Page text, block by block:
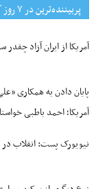
پربیننده‌ترین‌ در ۷ روز گذشته
آمریکا از ایران آزاد
پایان دادن به همکاری
آمریکا؛ احمد باطبی
نیویورک پست: انقلاب